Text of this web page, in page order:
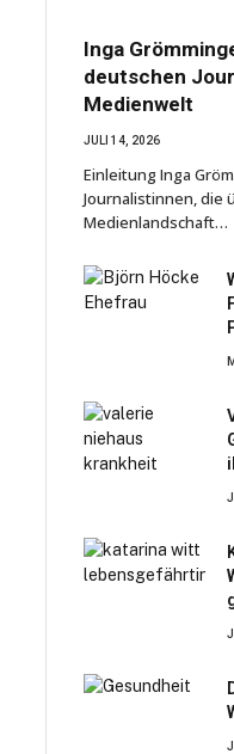
Inga
deutschen
Medienwelt
JULI 14, 2026
Einleitung Inga
Journalistinnen, die
Medienlandschaft…